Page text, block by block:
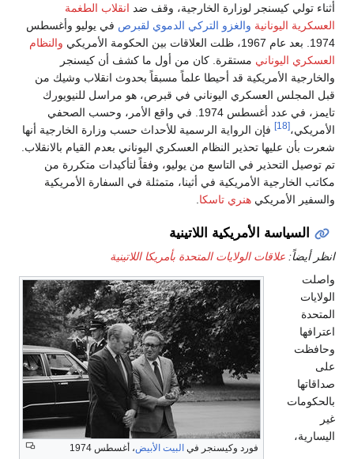
أثناء تولي كيسنجر لوزارة الخارجية، وقف ضد انقلاب الطغمة
العسكرية اليونانية والغزو التركي الدموي لقبرص في يوليو وأغسطس
1974. بعد عام 1967، ظلت العلاقات بين الحكومة الأمريكي
والنظام
العسكري اليوناني مستقرة. كان من أول ما كشف أن كيسنجر
والخارجية الأمريكية قد أحيطا علماً مسبقاً بحدوث انقلاب وشيك من
قبل المجلس العسكري اليوناني في قبرص، هو مراسل للنيويورك
تايمز، في عدد أغسطس 1974. في واقع الأمر، وحسب الصحفي
الأمريكي،[18]
فإن الرواية الرسمية للأحداث حسب وزارة الخارجية أنها
شعرت بأن عليها تحذير النظام العسكري اليوناني بعدم القيام بالانقلاب.
تم توصيل التحذير في التاسع من يوليو، وفقاً لتأكيدات متكررة من
مكاتب الخارجية الأمريكية في أثينا، متمثلة في السفارة الأمريكية
والسفير الأمريكي هنري تاسكا
السياسة الأمريكية اللاتينية
انظر أيضاً: علاقات الولايات المتحدة بأمريكا اللاتينية
فورد وكيسنجر في البيت الأبيض، أغسطس 1974
واصلت
الولايات
المتحدة
اعترافها
وحافظت
على
صداقاتها
بالحكومات
غير
اليسارية،